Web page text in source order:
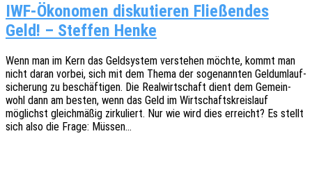
IWF-Ökonomen diskutieren Fließendes
Geld! – Steffen Henke
Wenn man im Kern das Geld­sys­tem verste­hen möchte, kommt man
nicht daran vorbei, sich mit dem Thema der soge­nann­ten Geld­um­lauf­
si­che­rung zu beschäf­ti­gen. Die Real­wirt­schaft dient dem Gemein­
wohl dann am besten, wenn das Geld im Wirt­schafts­kreis­lauf
möglichst gleich­mä­ßig zirku­liert. Nur wie wird dies erreicht? Es stellt
sich also die Frage: Müssen…